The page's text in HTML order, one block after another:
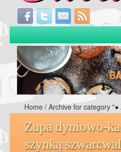
Home / Archive for category "●
Zupa dyniowo-
szynką